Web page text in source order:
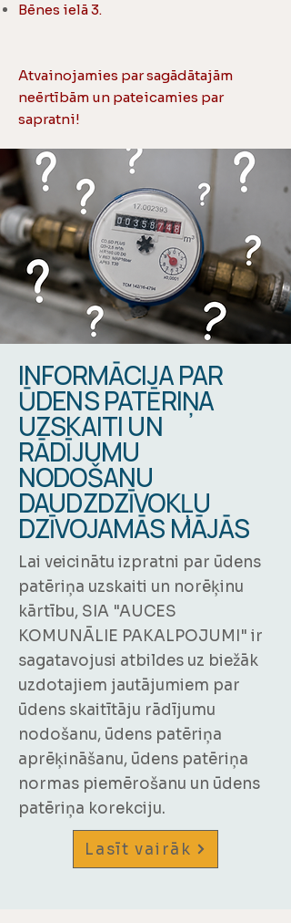
Bēnes ielā 3.
Atvainojamies par sagādātajām
neērtībām un pateicamies par
sapratni!
INFORMĀCIJA PAR
ŪDENS PATĒRIŅA
UZSKAITI UN
RĀDĪJUMU
NODOŠANU
DAUDZDZĪVOKĻU
DZĪVOJAMĀS MĀJĀS
Lai veicinātu izpratni par ūdens
patēriņa uzskaiti un norēķinu
kārtību, SIA "AUCES
KOMUNĀLIE PAKALPOJUMI" ir
sagatavojusi atbildes uz biežāk
uzdotajiem jautājumiem par
ūdens skaitītāju rādījumu
nodošanu, ūdens patēriņa
aprēķināšanu, ūdens patēriņa
normas piemērošanu un ūdens
patēriņa korekciju.
Lasīt vairāk